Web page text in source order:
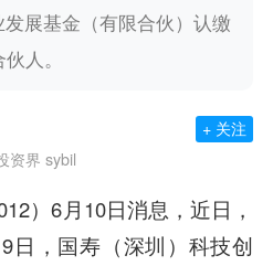
展基金（有限合伙）认缴
人。
资界 sybil
+ 关注
）6月10日消息，近日，
日，国寿（深圳）科技创